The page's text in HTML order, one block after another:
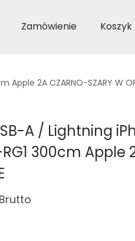
Zamówienie Koszyk
Apple 2A CZARNO-SZARY W
A / Lightning
300cm Apple
Brutto